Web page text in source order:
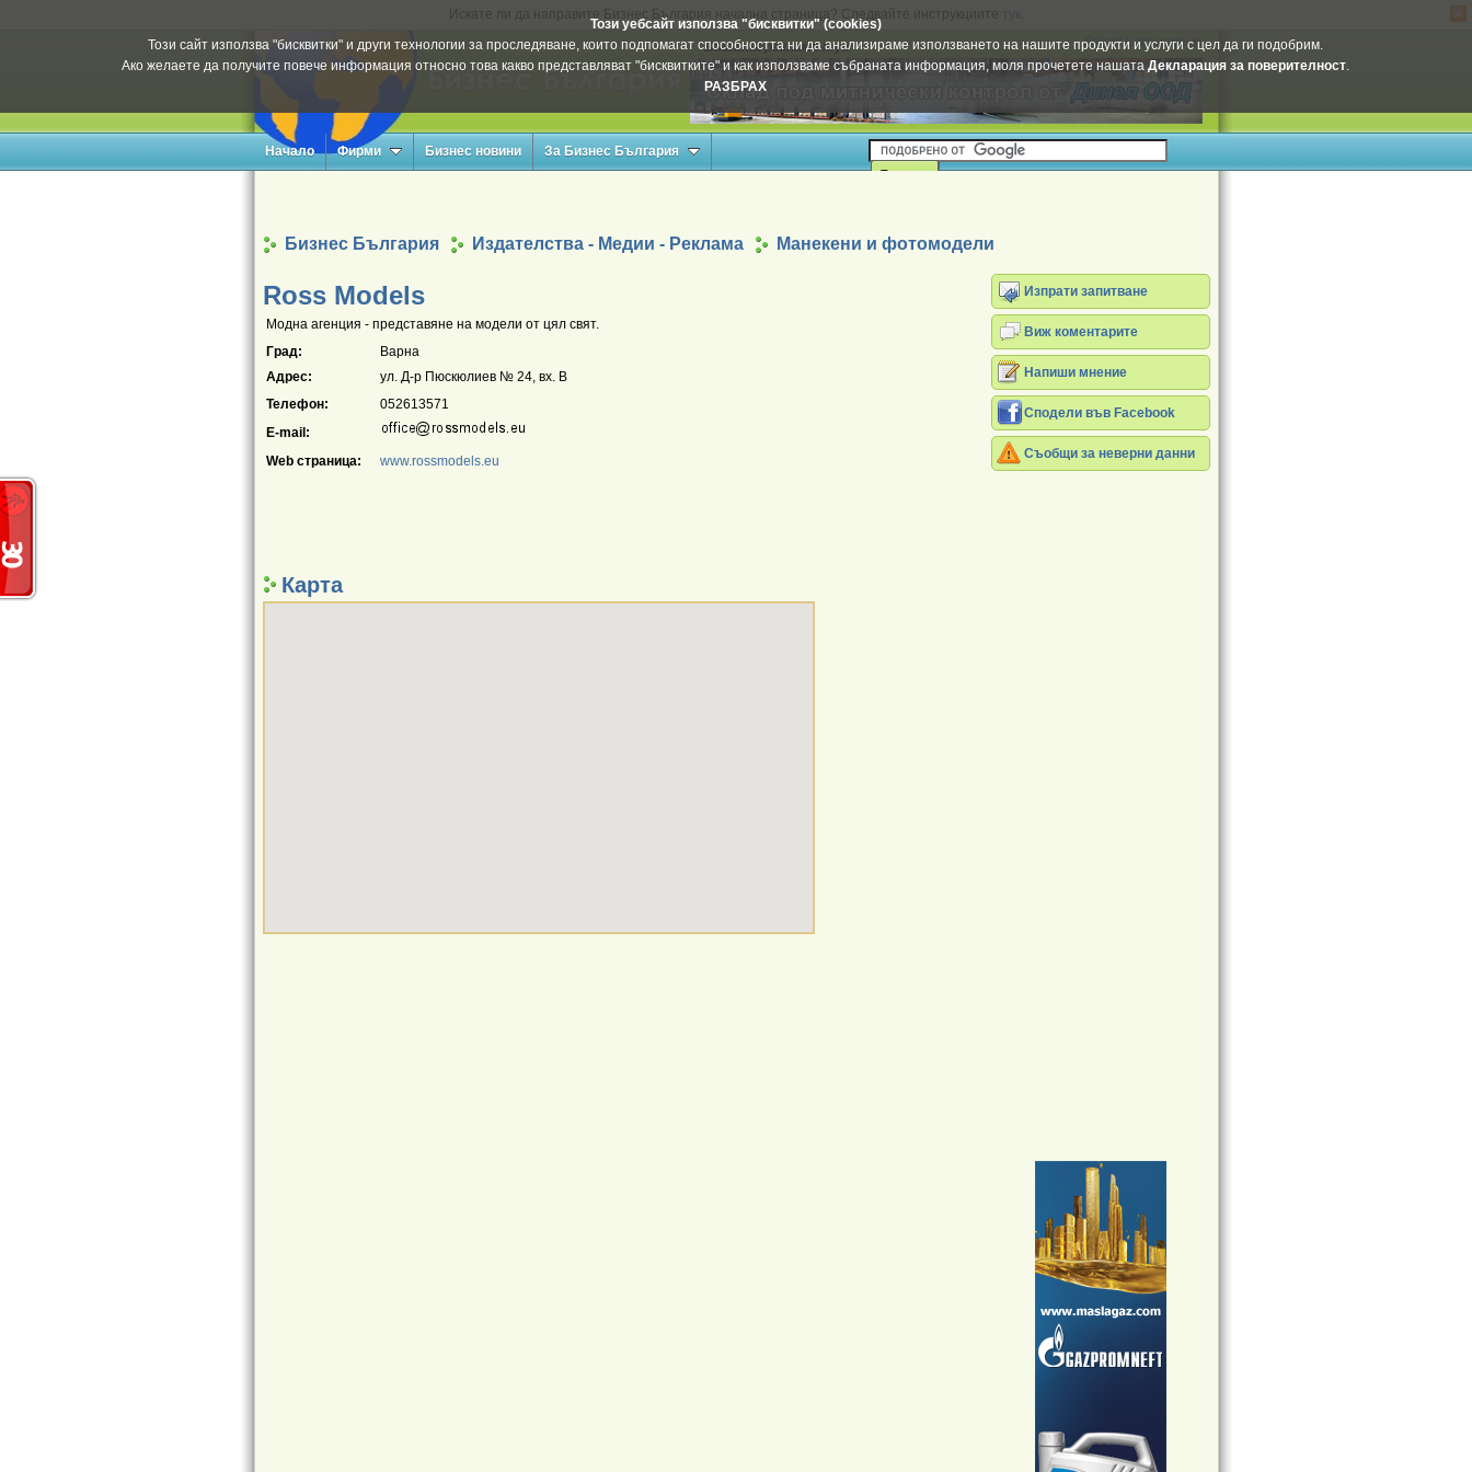
Искате ли да направите Бизнес България начална страница? Следвайте инструкциите
Този уебсайт използва "бисквитки" (cookies)
Този сайт използва "бисквитки" и други технологии за проследяване, които подпомагат способността ни да анализираме използването на нашите продукти и услуги с цел да ги подобрим.
Ако желаете да получите повече информация относно това какво представляват "бисквитките" и как използваме събраната информация, моля прочетете нашатаДекларация за поверителност.
РАЗБРАХ
Select Language ▼
Вашата реклама тук
Начало Фирми Бизнес новини За Бизнес България
Бизнес България Издателства - Медии - Реклама Манекени и фотомодели
Ross Models
Модна агенция - представяне на модели от цял свят.
Град:
Варна
Адрес:
ул. Д-р Пюскюлиев № 24, вх. В
Телефон:
052613571
E-mail:
Web страница:
www.rossmodels.eu
Карта
Изпрати запитване
Виж коментарите
Напиши мнение
Сподели във Facebook
Съобщи за неверни данни